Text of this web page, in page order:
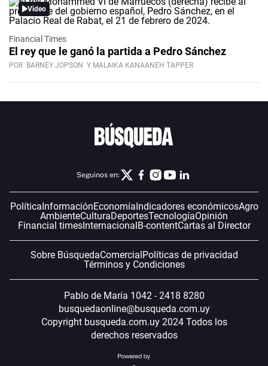
Video
Financial Times
El rey que le ganó la partida a Pedro Sánchez
POR BARNEY JOPSON Y MALAIKA KANAANEH TAPPER
Seguinos en:
PolíticaInformaciónEconomíaIndicadores económicosAgro
AmbienteCulturaDeportesTecnologíaOpinión
Financial timesInternacionalB-contentCartas al Director
Sobre BúsquedaComercialPolíticas de privacidad
Términos y Condiciones
Pablo de María 1042 - 2418 8280
busquedaonline@busqueda.com.uy
Copyright busqueda.com.uy 2024 Todos los
derechos reservados